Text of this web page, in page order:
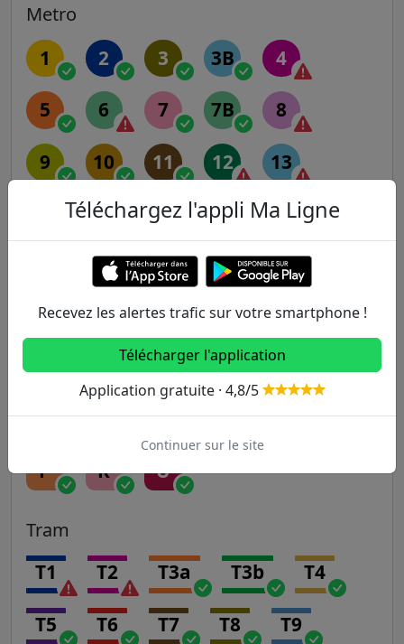
Metro
1 2 3 3B 4
5 6 7 7B 8
9 10 11 12 13
A B C D E
Transilien
H J K L N
P R U
Tram
T1 T2 T3a T3b T4
T5 T6 T7 T8 T9
Téléchargez l'appli Ma Ligne
Recevez les alertes trafic sur votre smartphone !
Télécharger l'application
Application gratuite · 4,8/5
Continuer sur le site